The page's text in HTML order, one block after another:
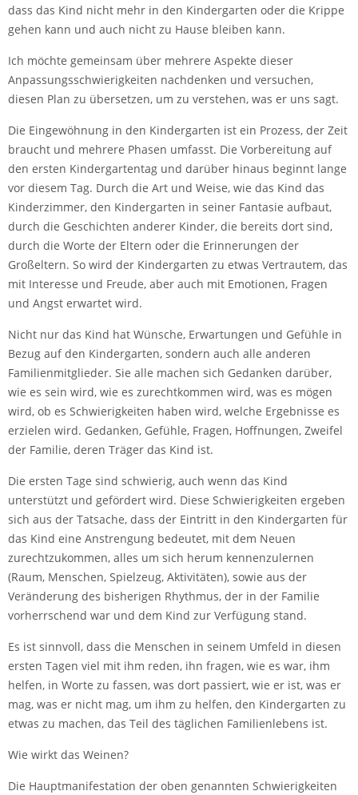
dass das Kind nicht mehr in den Kindergarten oder die Krippe
gehen kann und auch nicht zu Hause bleiben kann.
Ich möchte gemeinsam über mehrere Aspekte dieser
Anpassungsschwierigkeiten nachdenken und versuchen,
diesen Plan zu übersetzen, um zu verstehen, was er uns sagt.
Die Eingewöhnung in den Kindergarten ist ein Prozess, der Zeit
braucht und mehrere Phasen umfasst. Die Vorbereitung auf
den ersten Kindergartentag und darüber hinaus beginnt lange
vor diesem Tag. Durch die Art und Weise, wie das Kind das
Kinderzimmer, den Kindergarten in seiner Fantasie aufbaut,
durch die Geschichten anderer Kinder, die bereits dort sind,
durch die Worte der Eltern oder die Erinnerungen der
Großeltern. So wird der Kindergarten zu etwas Vertrautem, das
mit Interesse und Freude, aber auch mit Emotionen, Fragen
und Angst erwartet wird.
Nicht nur das Kind hat Wünsche, Erwartungen und Gefühle in
Bezug auf den Kindergarten, sondern auch alle anderen
Familienmitglieder. Sie alle machen sich Gedanken darüber,
wie es sein wird, wie es zurechtkommen wird, was es mögen
wird, ob es Schwierigkeiten haben wird, welche Ergebnisse es
erzielen wird. Gedanken, Gefühle, Fragen, Hoffnungen, Zweifel
der Familie, deren Träger das Kind ist.
Die ersten Tage sind schwierig, auch wenn das Kind
unterstützt und gefördert wird. Diese Schwierigkeiten ergeben
sich aus der Tatsache, dass der Eintritt in den Kindergarten für
das Kind eine Anstrengung bedeutet, mit dem Neuen
zurechtzukommen, alles um sich herum kennenzulernen
(Raum, Menschen, Spielzeug, Aktivitäten), sowie aus der
Veränderung des bisherigen Rhythmus, der in der Familie
vorherrschend war und dem Kind zur Verfügung stand.
Es ist sinnvoll, dass die Menschen in seinem Umfeld in diesen
ersten Tagen viel mit ihm reden, ihn fragen, wie es war, ihm
helfen, in Worte zu fassen, was dort passiert, wie er ist, was er
mag, was er nicht mag, um ihm zu helfen, den Kindergarten zu
etwas zu machen, das Teil des täglichen Familienlebens ist.
Wie wirkt das Weinen?
Die Hauptmanifestation der oben genannten Schwierigkeiten